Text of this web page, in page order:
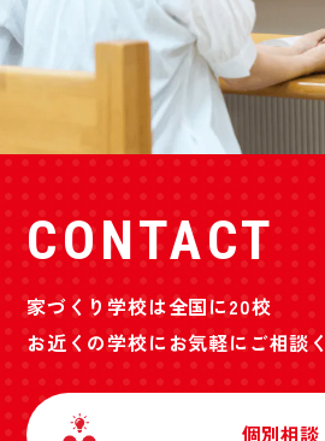
CONTACT
家づくり学校は全国に20校
お近くの学校にお気軽にご相談
個別相談